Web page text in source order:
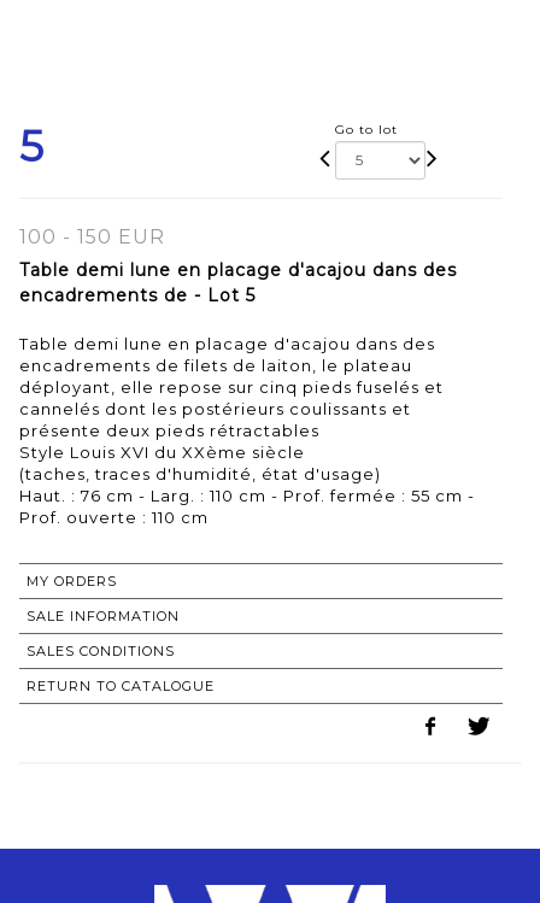
5 Go to lot
100 - 150 EUR
Table demi lune en placage d'acajou dans des
encadrements de - Lot 5
Table demi lune en placage d'acajou dans des
encadrements de filets de laiton, le plateau
déployant, elle repose sur cinq pieds fuselés et
cannelés dont les postérieurs coulissants et
présente deux pieds rétractables
Style Louis XVI du XXème siècle
(taches, traces d'humidité, état d'usage)
Haut. : 76 cm - Larg. : 110 cm - Prof. fermée : 55 cm -
Prof. ouverte : 110 cm
MY ORDERS
SALE INFORMATION
SALES CONDITIONS
RETURN TO CATALOGUE